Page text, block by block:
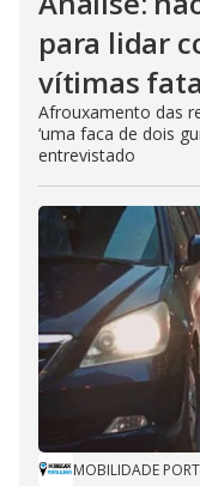
para lidar
vítimas
Afrouxamento das
‘uma faca de dois
entrevistado
MOBILIDADE